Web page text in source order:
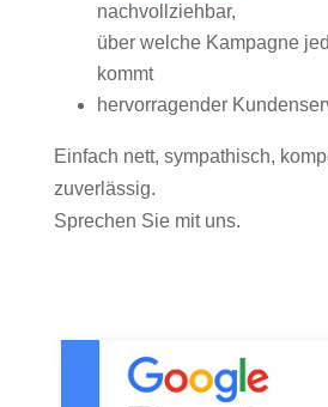
nachvollziehbar,
über welche Kampagne
kommt
hervorragender
Einfach nett, sympathisch,
zuverlässig.
Sprechen Sie mit uns.